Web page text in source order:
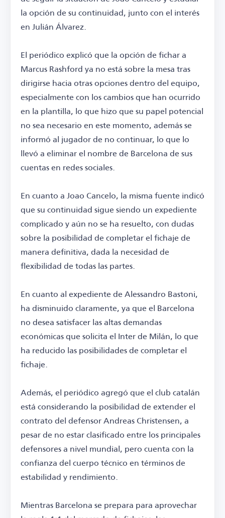
la opción de su continuidad, junto con el interés
en Julián Álvarez.
El periódico explicó que la opción de fichar a
Marcus Rashford ya no está sobre la mesa tras
dirigirse hacia otras opciones dentro del equipo,
especialmente con los cambios que han ocurrido
en la plantilla, lo que hizo que su papel potencial
no sea necesario en este momento, además se
informó al jugador de no continuar, lo que lo
llevó a eliminar el nombre de Barcelona de sus
cuentas en redes sociales.
En cuanto a Joao Cancelo, la misma fuente indicó
que su continuidad sigue siendo un expediente
complicado y aún no se ha resuelto, con dudas
sobre la posibilidad de completar el fichaje de
manera definitiva, dada la necesidad de
flexibilidad de todas las partes.
En cuanto al expediente de Alessandro Bastoni,
ha disminuido claramente, ya que el Barcelona
no desea satisfacer las altas demandas
económicas que solicita el Inter de Milán, lo que
ha reducido las posibilidades de completar el
fichaje.
Además, el periódico agregó que el club catalán
está considerando la posibilidad de extender el
contrato del defensor Andreas Christensen, a
pesar de no estar clasificado entre los principales
defensores a nivel mundial, pero cuenta con la
confianza del cuerpo técnico en términos de
estabilidad y rendimiento.
Mientras Barcelona se prepara para aprovechar